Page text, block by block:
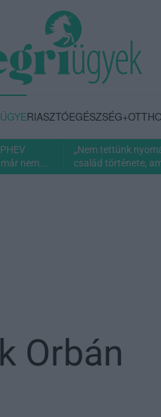
RIASZTÓEGÉSZSÉG+
nem...
„Nem tettünk
család története,
Orbán